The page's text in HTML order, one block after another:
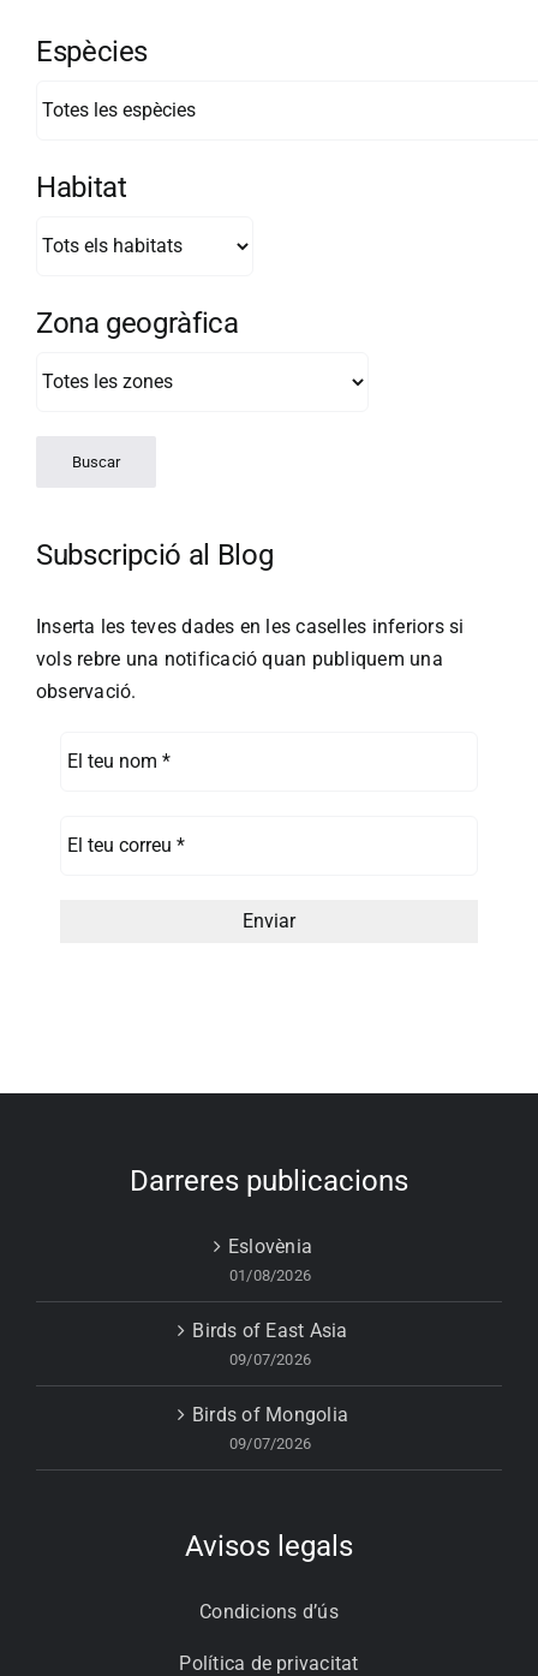
Espècies
Habitat
Zona geogràfica
Subscripció al Blog
Inserta les teves dades en les caselles inferiors si
vols rebre una notificació quan publiquem una
observació.
Darreres publicacions
Eslovènia
01/08/2026
Birds of East Asia
09/07/2026
Birds of Mongolia
09/07/2026
Avisos legals
Condicions d’ús
Política de privacitat